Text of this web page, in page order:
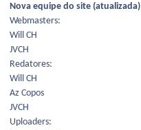
Nova equipe do site (atualizada)
Webmasters:
Will CH
JVCH
Redatores:
Will CH
Az Copos
JVCH
Uploaders: